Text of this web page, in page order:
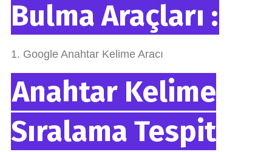
Bulma Araçları :
1. Google Anahtar Kelime Aracı
Anahtar Kelime
Sıralama Tespit